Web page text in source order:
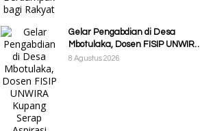
Gelar Pengabdian di Desa
Mbotulaka, Dosen FISIP UNWIRA
Kupang Serap Aspirasi
8 Agustus 2026